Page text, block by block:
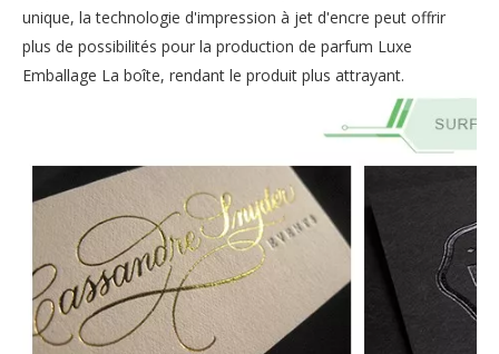
unique, la technologie d'impression à jet d'encre peut offrir
plus de possibilités pour la production de parfum Luxe
Emballage La boîte, rendant le produit plus attrayant.